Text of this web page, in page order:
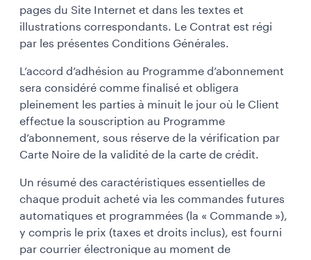
pages du Site Internet et dans les textes et
illustrations correspondants. Le Contrat est régi
par les présentes Conditions Générales.
L’accord d’adhésion au Programme d’abonnement
sera considéré comme finalisé et obligera
pleinement les parties à minuit le jour où le Client
effectue la souscription au Programme
d’abonnement, sous réserve de la vérification par
Carte Noire de la validité de la carte de crédit.
Un résumé des caractéristiques essentielles de
chaque produit acheté via les commandes futures
automatiques et programmées (la « Commande »),
y compris le prix (taxes et droits inclus), est fourni
par courrier électronique au moment de